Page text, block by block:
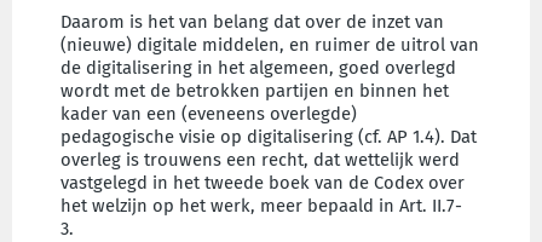
Daarom is het van belang dat over de inzet van
(nieuwe) digitale middelen, en ruimer de uitrol van
de digitalisering in het algemeen, goed overlegd
wordt met de betrokken partijen en binnen het
kader van een (eveneens overlegde)
pedagogische visie op digitalisering (cf. AP 1.4). Dat
overleg is trouwens een recht, dat wettelijk werd
vastgelegd in het tweede boek van de Codex over
het welzijn op het werk, meer bepaald in Art. II.7-
3.